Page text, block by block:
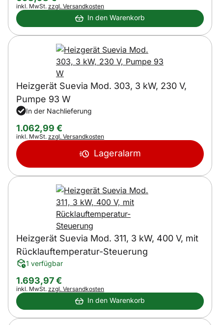
Steuerhinweis:
inkl. MwSt. zzgl. Versandkosten
In den Warenkorb
Heizgerät Suevia Mod. 303, 3 kW, 230 V,
Pumpe 93 W
In der Nachlieferung
1.062,99 €
Steuerhinweis:
inkl. MwSt. zzgl. Versandkosten
Lageralarm
Heizgerät Suevia Mod. 311, 3 kW, 400 V, mit
Rücklauftemperatur-Steuerung
1 verfügbar
1.693,97€
Steuerhinweis:
inkl. MwSt. zzgl. Versandkosten
In den Warenkorb